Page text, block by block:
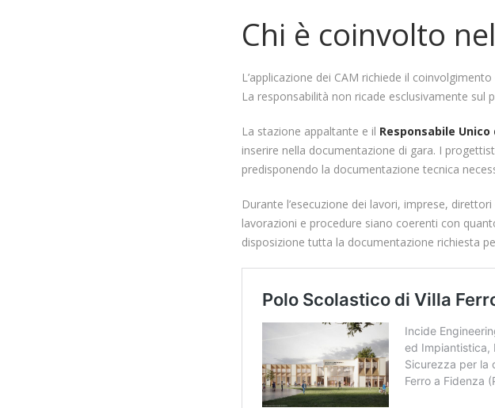
Chi è coinvolto
L’applicazione dei CAM richiede il
La responsabilità non ricade esclusivamente sul
La stazione appaltante e il Responsabile
inserire nella documentazione di gara. I
predisponendo la documentazione tecnica
Durante l’esecuzione dei lavori, imprese,
lavorazioni e procedure siano coerenti con
disposizione tutta la documentazione richiesta